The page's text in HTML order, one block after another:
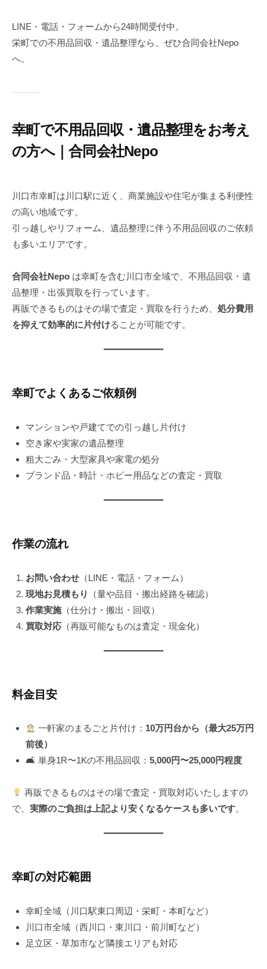
LINE・電話・フォームから24時間受付中。
栄町での不用品回収・遺品整理なら、ぜひ合同会社Nepo
へ。
幸町で不用品回収・遺品整理をお考え
の方へ｜合同会社Nepo
0
5
年
8
2
9
日
y
e
p
o
川口市幸町は川口駅に近く、商業施設や住宅が集まる利便性
の高い地域です。
引っ越しやリフォーム、遺品整理に伴う不用品回収のご依頼
も多いエリアです。
合同会社Nepo は幸町を含む川口市全域で、不用品回収・遺
品整理・出張買取を行っています。
再販できるものはその場で査定・買取を行うため、 処分費用
を抑えて効率的に片付けることが可能です。
幸町でよくあるご依頼例
マンションや戸建てでの引っ越し片付け
空き家や実家の遺品整理
粗大ごみ・大型家具や家電の処分
ブランド品・時計・ホビー用品などの査定・買取
作業の流れ
お問い合わせ（LINE・電話・フォーム）
現地お見積もり
（量や品目・搬出経路を確認）
作業実施（仕分け・搬出・回収）
買取対応（再販可能なものは査定・現金化）
料金目安
一軒家のまるごと片付け： 10万円台から（最大25万円
前後）
🛋 単身1R〜1Kの不用品回収： 5,000円〜25,000円程度
再販できるものはその場で査定・買取対応いたしますの
で、 実際のご負担は上記より安くなるケースも多いです。
幸町の対応範囲
幸町全域（川口駅東口周辺・栄町・本町など）
川口市全域（西川口・東川口・前川町など）
足立区・草加市など隣接エリアも対応